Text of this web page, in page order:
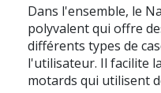
Dans l'ensemble, le
polyvalent qui offre
différents types de
l'utilisateur. Il facilite
motards qui utilisent